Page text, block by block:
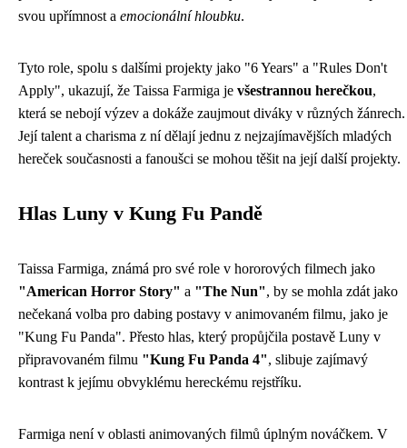
svou upřímnost a emocionální hloubku.
Tyto role, spolu s dalšími projekty jako "6 Years" a "Rules Don't
Apply", ukazují, že Taissa Farmiga je všestrannou herečkou,
která se nebojí výzev a dokáže zaujmout diváky v různých žánrech.
Její talent a charisma z ní dělají jednu z nejzajímavějších mladých
hereček současnosti a fanoušci se mohou těšit na její další projekty.
Hlas Luny v Kung Fu Pandě
Taissa Farmiga, známá pro své role v hororových filmech jako
"American Horror Story" a "The Nun", by se mohla zdát jako
nečekaná volba pro dabing postavy v animovaném filmu, jako je
"Kung Fu Panda". Přesto hlas, který propůjčila postavě Luny v
připravovaném filmu "Kung Fu Panda 4", slibuje zajímavý
kontrast k jejímu obvyklému hereckému rejstříku.
Farmiga není v oblasti animovaných filmů úplným nováčkem. V